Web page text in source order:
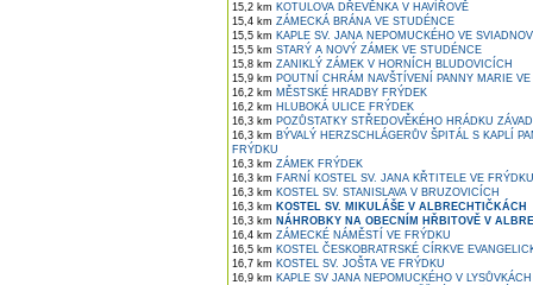
15,2 km KOTULOVA DŘEVĚNKA V HAVÍŘOVĚ
15,4 km ZÁMECKÁ BRÁNA VE STUDÉNCE
15,5 km KAPLE SV. JANA NEPOMUCKÉHO VE
15,5 km STARÝ A NOVÝ ZÁMEK VE STUDÉNCE
15,8 km ZANIKLÝ ZÁMEK V HORNÍCH BLUDOVICÍCH
15,9 km POUTNÍ CHRÁM NAVŠTÍVENÍ PANNY MARIE
16,2 km MĚSTSKÉ HRADBY FRÝDEK
16,2 km HLUBOKÁ ULICE FRÝDEK
16,3 km POZŮSTATKY STŘEDOVĚKÉHO HRÁDKU
16,3 km BÝVALÝ HERZSCHLÁGERŮV ŠPITÁL S KAPLÍ
FRÝDKU
16,3 km ZÁMEK FRÝDEK
16,3 km FARNÍ KOSTEL SV. JANA KŘTITELE VE FRÝDKU
16,3 km KOSTEL SV. STANISLAVA V BRUZOVICÍCH
16,3 km KOSTEL SV. MIKULÁŠE V ALBRECHTIČKÁCH
16,3 km NÁHROBKY NA OBECNÍM HŘBITOVĚ V
16,4 km ZÁMECKÉ NÁMĚSTÍ VE FRÝDKU
16,5 km KOSTEL ČESKOBRATRSKÉ CÍRKVE
16,7 km KOSTEL SV. JOŠTA VE FRÝDKU
16,9 km KAPLE SV JANA NEPOMUCKÉHO V LYSŮVKÁCH